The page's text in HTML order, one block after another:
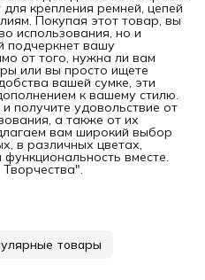
крепления ремней, цепей
Покупая этот товар, вы
использования, но и
подчеркнет вашу
от того, нужна ли вам
или вы просто ищете
вашей сумке, эти
к вашему стилю.
получите удовольствие от
а также от их
вам широкий выбор
в различных цветах,
вместе.
товары